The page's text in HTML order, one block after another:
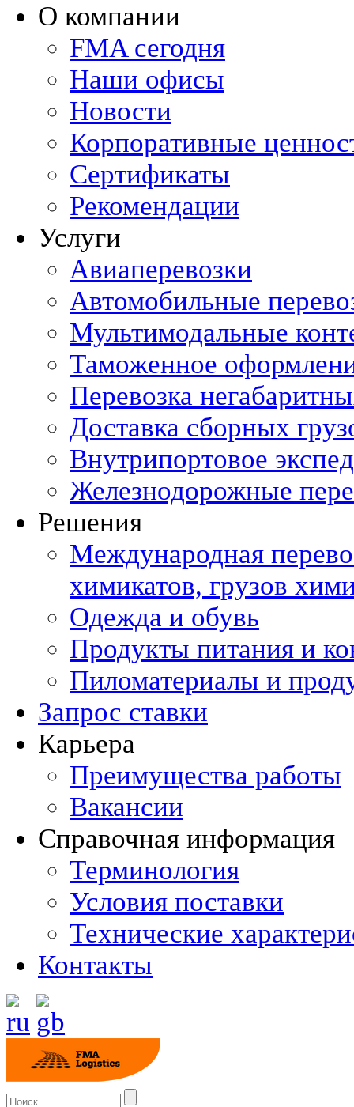
О компании
FMA сегодня
Наши офисы
Новости
Корпоративные
Сертификаты
Рекомендации
Услуги
Авиаперевозки
Автомобильные
Мультимодальные
Таможенное
Перевозка
Доставка сборных
Внутрипортовое
Железнодорожные
Решения
Международная
химикатов, грузов
Одежда и обувь
Продукты питания и
Пиломатериалы и
Запрос ставки
Карьера
Преимущества работы
Вакансии
Справочная информация
Терминология
Условия поставки
Технические
Контакты